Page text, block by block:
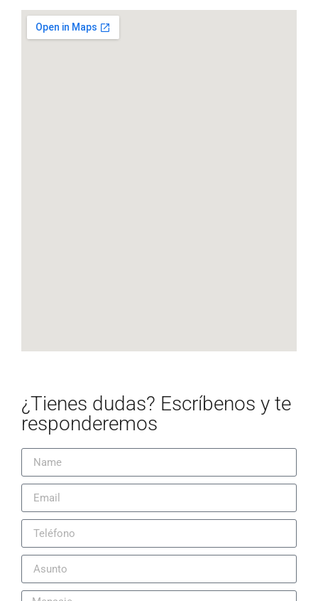
¿Tienes dudas? Escríbenos y te
responderemos